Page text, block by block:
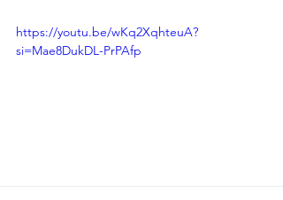
https://youtu.be/wKq2XqhteuA?
si=Mae8DukDL-PrPAfp